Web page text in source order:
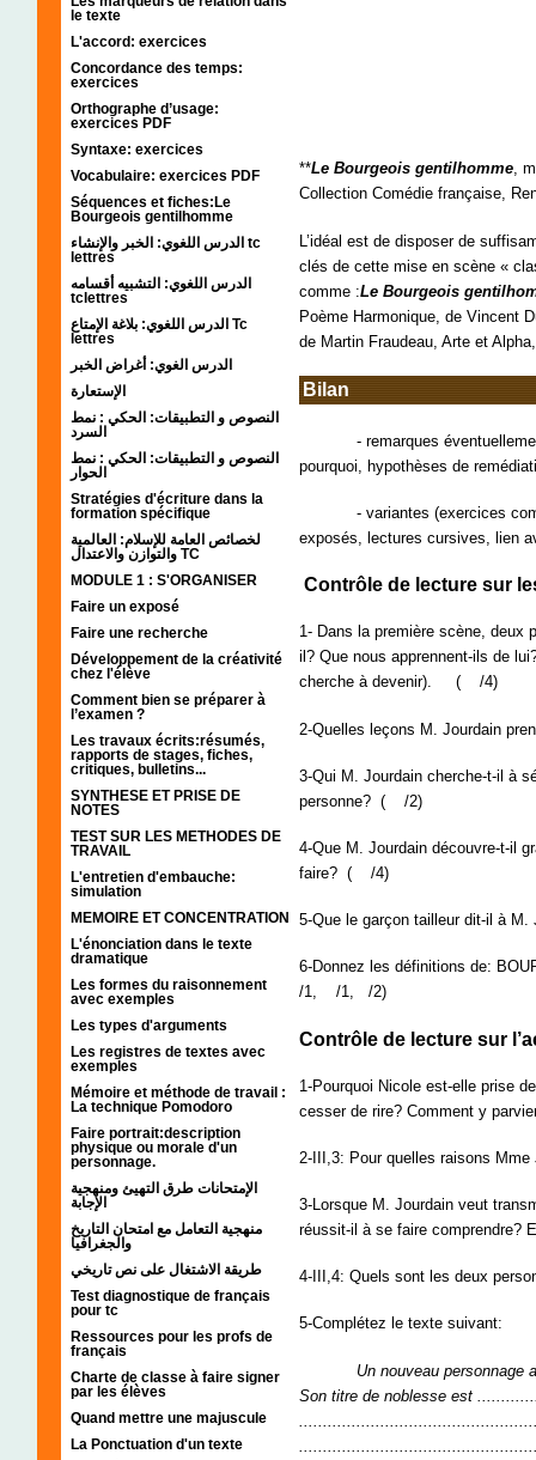
le texte
L'accord: exercices
Concordance des temps:
exercices
Orthographe d’usage:
exercices PDF
Syntaxe: exercices
Vocabulaire: exercices PDF
Séquences et fiches:Le
Bourgeois gentilhomme
الدرس اللغوي: الخبر والإنشاء tc
lettres
الدرس اللغوي: التشبيه أقسامه
tclettres
الدرس اللغوي: بلاغة الإمتاع Tc
lettres
الدرس الغوي: أغراض الخبر
الإستعارة
النصوص و التطبيقات: الحكي : نمط
السرد
النصوص و التطبيقات: الحكي : نمط
الحوار
Stratégies d'écriture dans la
formation spécifique
لخصائص العامة للإسلام: العالمية
والتوازن والاعتدال TC
MODULE 1 : S'ORGANISER
Faire un exposé
Faire une recherche
Développement de la créativité
chez l'élève
Comment bien se préparer à
l’examen ?
Les travaux écrits:résumés,
rapports de stages, fiches,
critiques, bulletins...
SYNTHESE ET PRISE DE
NOTES
TEST SUR LES METHODES DE
TRAVAIL
L'entretien d'embauche:
simulation
MEMOIRE ET CONCENTRATION
L'énonciation dans le texte
dramatique
Les formes du raisonnement
avec exemples
Les types d'arguments
Les registres de textes avec
exemples
Mémoire et méthode de travail :
La technique Pomodoro
Faire portrait:description
physique ou morale d'un
personnage.
الإمتحانات طرق التهيئ ومنهجية
الإجابة
منهجية التعامل مع امتحان التاريخ
والجغرافيا
طريقة الاشتغال على نص تاريخي
Test diagnostique de français
pour tc
Ressources pour les profs de
français
Charte de classe à faire signer
par les élèves
Quand mettre une majuscule
La Ponctuation d'un texte
**Le Bourgeois gentilhomme,
Collection Comédie française,
L’idéal est de disposer de
clés de cette mise en scène «
comme :Le Bourgeois
Poème Harmonique, de Vincent
de Martin Fraudeau, Arte et
Bilan
- remarques éventuellement
pourquoi, hypothèses de
- variantes (exercices
exposés, lectures cursives, lien
Contrôle de lecture sur
1- Dans la première scène, deux
il? Que nous apprennent-ils de
cherche à devenir). ( /4)
2-Quelles leçons M. Jourdain
3-Qui M. Jourdain cherche-t-il à
personne? ( /2)
4-Que M. Jourdain découvre-t-il
faire? ( /4)
5-Que le garçon tailleur dit-il à
6-Donnez les définitions de:
/1, /1, /2)
Contrôle de lecture sur
1-Pourquoi Nicole est-elle prise
cesser de rire? Comment y
2-III,3: Pour quelles raisons
3-Lorsque M. Jourdain veut
réussit-il à se faire comprendre?
4-III,4: Quels sont les deux
5-Complétez le texte suivant:
Un nouveau
Son titre de noblesse est